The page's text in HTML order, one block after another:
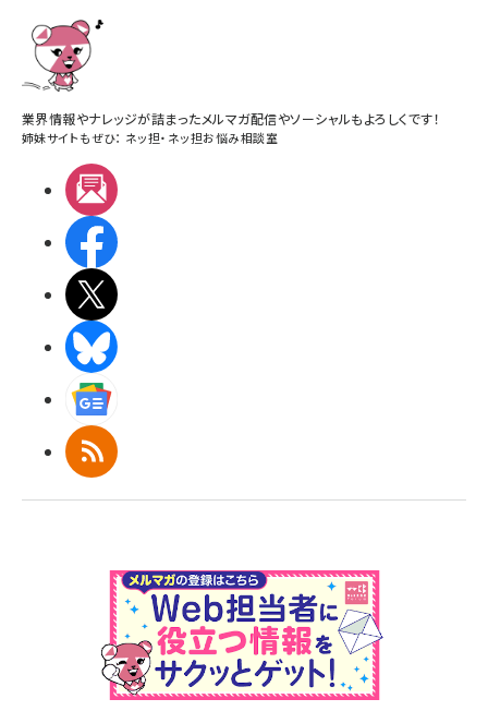
業界情報やナレッジが詰まったメルマガ配信やソーシャルもよろしくです！
姉妹サイトもぜひ： ネッ担・ ネッ担お悩み相談室
RSS